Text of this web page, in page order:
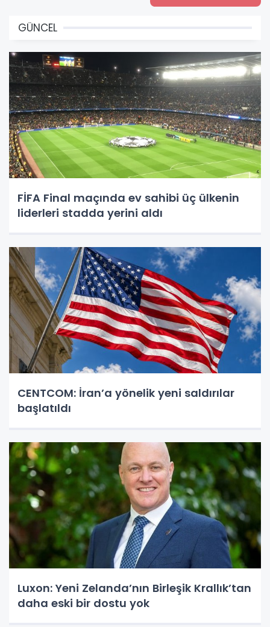
GÜNCEL
FİFA Final maçında ev sahibi üç ülkenin
liderleri stadda yerini aldı
CENTCOM: İran’a yönelik yeni saldırılar
başlatıldı
Luxon: Yeni Zelanda’nın Birleşik Krallık’tan
daha eski bir dostu yok